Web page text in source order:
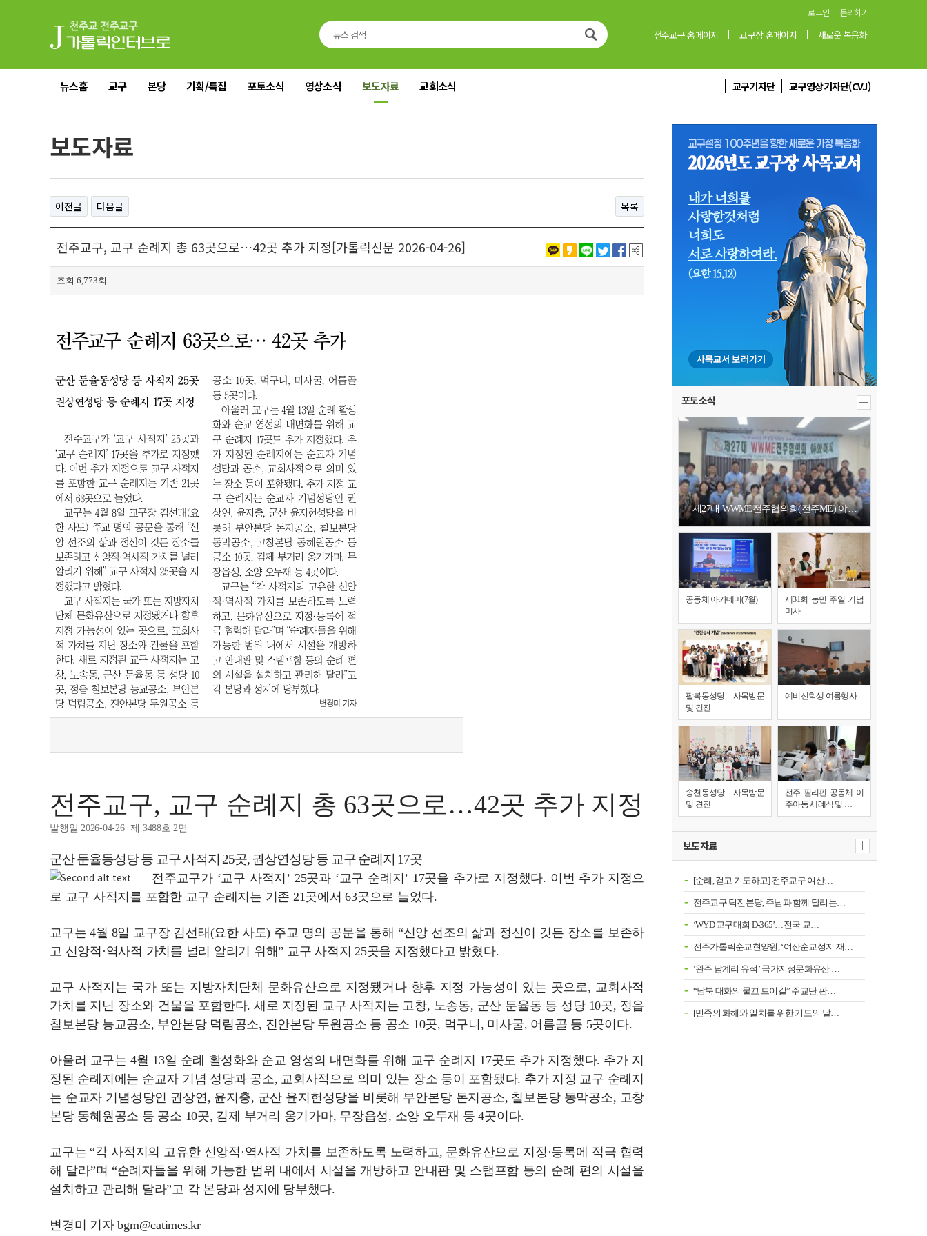
로그인 · 문의하기
전주교구 홈페이지 교구장 홈페이지 새로운 복음화
뉴스홈 교구 본당 기획/특집 포토소식 영상소식 보도자료 교회소식 교구기자단 교구영상기자단(CVJ)
보도자료
이전글 다음글 목록
전주교구, 교구 순례지 총 63곳으로…42곳 추가 지정[가톨릭신문 2026-04-26]
조회 6,773회
전주교구, 교구 순례지 총 63곳으로…42곳 추가 지정
발행일 2026-04-26 제 3488호 2면
군산 둔율동성당 등 교구 사적지 25곳, 권상연성당 등 교구 순례지 17곳
전주교구가 ‘교구 사적지’ 25곳과 ‘교구 순례지’ 17곳을 추가로 지정했다. 이번 추가 지정으
로 교구 사적지를 포함한 교구 순례지는 기존 21곳에서 63곳으로 늘었다.
교구는 4월 8일 교구장 김선태(요한 사도) 주교 명의 공문을 통해 “신앙 선조의 삶과 정신이 깃든 장소를 보존하
고 신앙적·역사적 가치를 널리 알리기 위해” 교구 사적지 25곳을 지정했다고 밝혔다.
교구 사적지는 국가 또는 지방자치단체 문화유산으로 지정됐거나 향후 지정 가능성이 있는 곳으로, 교회사적
가치를 지닌 장소와 건물을 포함한다. 새로 지정된 교구 사적지는 고창, 노송동, 군산 둔율동 등 성당 10곳, 정읍
칠보본당 능교공소, 부안본당 덕림공소, 진안본당 두원공소 등 공소 10곳, 먹구니, 미사굴, 어름골 등 5곳이다.
아울러 교구는 4월 13일 순례 활성화와 순교 영성의 내면화를 위해 교구 순례지 17곳도 추가 지정했다. 추가 지
정된 순례지에는 순교자 기념 성당과 공소, 교회사적으로 의미 있는 장소 등이 포함됐다. 추가 지정 교구 순례지
는 순교자 기념성당인 권상연, 윤지충, 군산 윤지헌성당을 비롯해 부안본당 돈지공소, 칠보본당 동막공소, 고창
본당 동혜원공소 등 공소 10곳, 김제 부거리 옹기가마, 무장읍성, 소양 오두재 등 4곳이다.
교구는 “각 사적지의 고유한 신앙적·역사적 가치를 보존하도록 노력하고, 문화유산으로 지정·등록에 적극 협력
해 달라”며 “순례자들을 위해 가능한 범위 내에서 시설을 개방하고 안내판 및 스탬프함 등의 순례 편의 시설을
설치하고 관리해 달라”고 각 본당과 성지에 당부했다.
변경미 기자 bgm@catimes.kr
포토소식
제27대 WWME전주협의회(전주ME) 야…
공동체 아카데미(7월)
제31회 농민 주일 기념
미사
팔복동성당 사목방문
및 견진
예비신학생 여름행사
송천동성당 사목방문
및 견진
전주 필리핀 공동체 이
주아동 세례식 및 …
보도자료
[순례, 걷고 기도하고] 전주교구 여산…
전주교구 덕진본당, 주님과 함께 달리는…
‘WYD 교구대회 D-365’…전국 교…
전주가톨릭순교현양원, ‘여산순교성지 재…
‘완주 남계리 유적’ 국가지정문화유산 …
“남북 대화의 물꼬 트이길” 주교단 판…
[민족의 화해와 일치를 위한 기도의 날…